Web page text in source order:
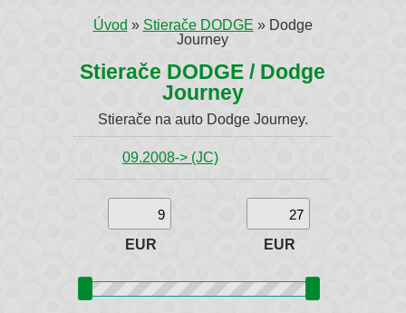
Úvod » Stierače DODGE » Dodge
Journey
Stierače DODGE / Dodge
Journey
Stierače na auto Dodge Journey.
09.2008-> (JC)
EUR EUR